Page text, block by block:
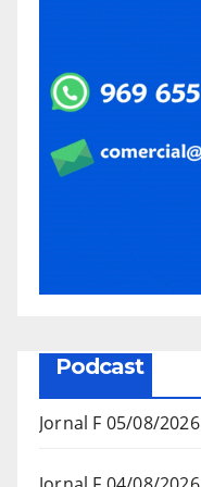
Podcast
Jornal F 05/08/2026